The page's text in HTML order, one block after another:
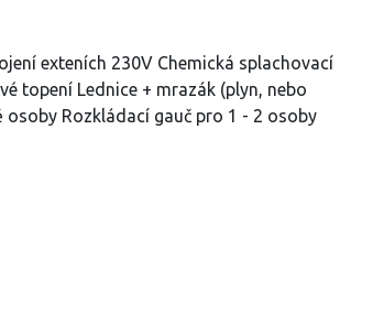
exteních 230V Chemická splachovací
topení Lednice + mrazák (plyn, nebo
Rozkládací gauč pro 1 - 2 osoby